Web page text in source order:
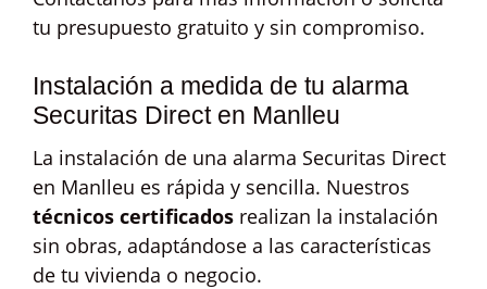
tu presupuesto gratuito y sin compromiso.
Instalación a medida de tu alarma
Securitas Direct en Manlleu
La instalación de una alarma Securitas Direct
en Manlleu es rápida y sencilla. Nuestros
técnicos certificados realizan la instalación
sin obras, adaptándose a las características
de tu vivienda o negocio.